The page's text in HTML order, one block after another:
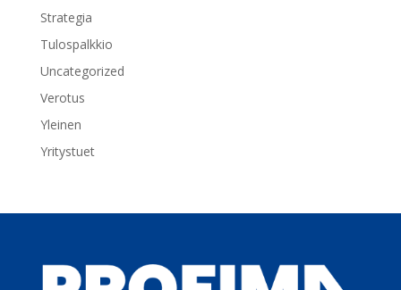
Strategia
Tulospalkkio
Uncategorized
Verotus
Yleinen
Yritystuet